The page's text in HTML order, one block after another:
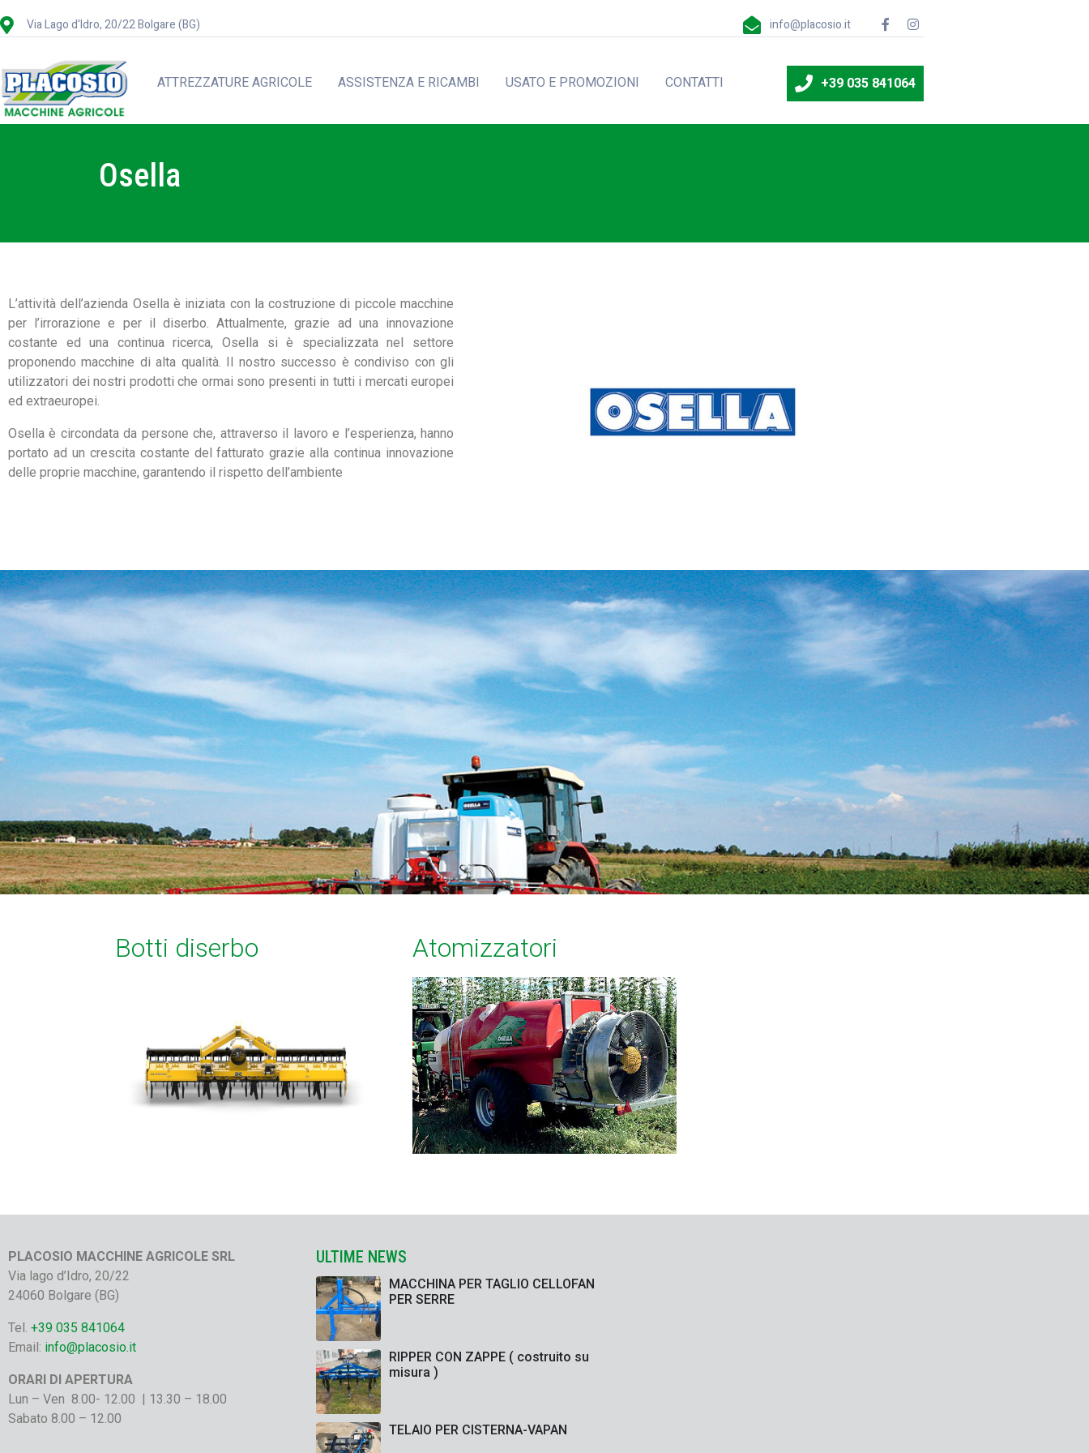
Via Lago d'Idro, 20/22 Bolgare (BG) info@placosio.it
ATTREZZATURE AGRICOLE ASSISTENZA E RICAMBI USATO E PROMOZIONI CONTATTI +39 035 841064
Osella
L’attività dell’azienda Osella è iniziata con la costruzione di piccole macchine
per l’irrorazione e per il diserbo. Attualmente, grazie ad una innovazione
costante ed una continua ricerca, Osella si è specializzata nel settore
proponendo macchine di alta qualità. Il nostro successo è condiviso con gli
utilizzatori dei nostri prodotti che ormai sono presenti in tutti i mercati europei
ed extraeuropei.
Osella è circondata da persone che, attraverso il lavoro e l’esperienza, hanno
portato ad un crescita costante del fatturato grazie alla continua innovazione
delle proprie macchine, garantendo il rispetto dell’ambiente
Botti diserbo Atomizzatori
PLACOSIO MACCHINE AGRICOLE SRL
Via lago d’Idro, 20/22
24060 Bolgare (BG)
Tel. +39 035 841064
Email: info@placosio.it
ORARI DI APERTURA
Lun – Ven 8.00- 12.00 | 13.30 – 18.00
Sabato 8.00 – 12.00
ULTIME NEWS
MACCHINA PER TAGLIO CELLOFAN
PER SERRE
RIPPER CON ZAPPE ( costruito su
misura )
TELAIO PER CISTERNA-VAPAN